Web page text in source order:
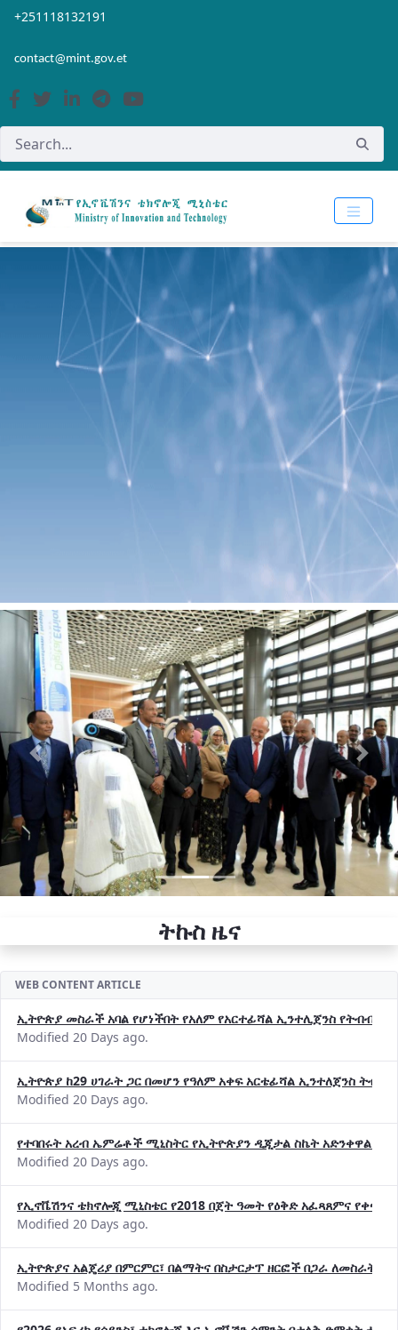
Skip to Main Content
Open Accessibility Menu
+251118132191
contact@mint.gov.et
Previous Next
ትኩስ ዜና
WEB CONTENT ARTICLE
ኢትዮጵያ መስራች አባል የሆነችበት የአለም የአርተፊሻል ኢንተሊጀንስ የትብብር
Modified 20 Days ago.
ኢትዮጵያ ከ29 ሀገራት ጋር በመሆን የዓለም አቀፍ አርቴፊሻል ኢንተለጀንስ
Modified 20 Days ago.
የተባበሩት አረብ ኤምሬቶች ሚኒስትር የኢትዮጵያን ዲጂታል ስኬት አድንቀዋል
Modified 20 Days ago.
የኢኖቬሽንና ቴክኖሎጂ ሚኒስቴር የ2018 በጀት ዓመት የዕቅድ አፈጻጸምና
Modified 20 Days ago.
ኢትዮጵያና አልጄሪያ በምርምር፣ በልማትና በስታርታፕ ዘርፎች በጋራ ለመስራት
Modified 5 Months ago.